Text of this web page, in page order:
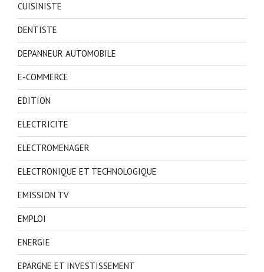
CUISINISTE
DENTISTE
DEPANNEUR AUTOMOBILE
E-COMMERCE
EDITION
ELECTRICITE
ELECTROMENAGER
ELECTRONIQUE ET TECHNOLOGIQUE
EMISSION TV
EMPLOI
ENERGIE
EPARGNE ET INVESTISSEMENT